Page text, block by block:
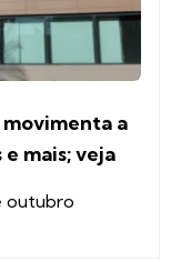
a
mais; veja
outubro